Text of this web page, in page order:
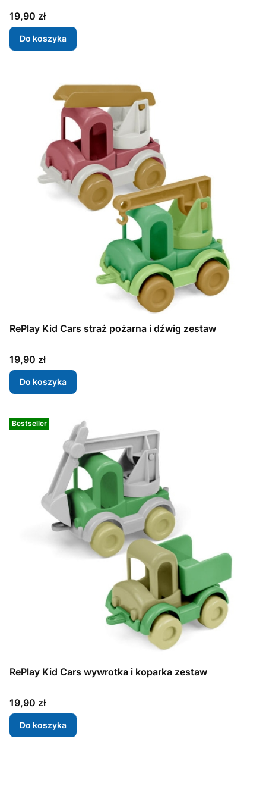
Cena
19,90 zł
Do koszyka
RePlay Kid Cars straż pożarna i dźwig zestaw
Cena
19,90 zł
Do koszyka
Bestseller
RePlay Kid Cars wywrotka i koparka zestaw
Cena
19,90 zł
Do koszyka